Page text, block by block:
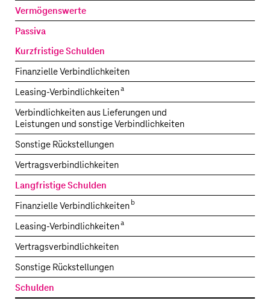
Vermögenswerte
Passiva
Kurzfristige Schulden
Finanzielle Verbindlichkeiten
Leasing-Verbindlichkeitena
Verbindlichkeiten aus Lieferungen und
Leistungen und sonstige Verbindlichkeiten
Sonstige Rückstellungen
Vertragsverbindlichkeiten
Langfristige Schulden
Finanzielle Verbindlichkeiten b
Leasing-Verbindlichkeitena
Vertragsverbindlichkeiten
Sonstige Rückstellungen
Schulden